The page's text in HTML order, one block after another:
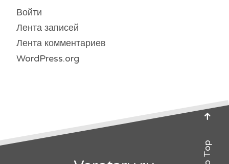
Войти
Лента записей
Лента комментариев
WordPress.org